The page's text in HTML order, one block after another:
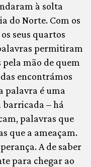
à solta
do Norte. Com os
seus quartos
permitiram
pela mão de quem
encontrámos
palavra é uma
barricada – há
palavras que
que a ameaçam.
A de saber
para chegar ao